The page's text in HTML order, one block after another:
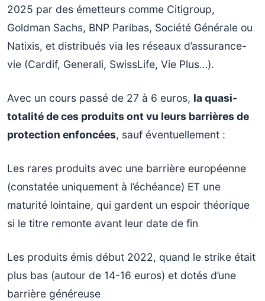
2025 par des émetteurs comme Citigroup,
Goldman Sachs, BNP Paribas, Société Générale ou
Natixis, et distribués via les réseaux d’assurance-
vie (Cardif, Generali, SwissLife, Vie Plus…).
Avec un cours passé de 27 à 6 euros, la quasi-
totalité de ces produits ont vu leurs barrières de
protection enfoncées, sauf éventuellement :
Les rares produits avec une barrière européenne
(constatée uniquement à l’échéance) ET une
maturité lointaine, qui gardent un espoir théorique
si le titre remonte avant leur date de fin
Les produits émis début 2022, quand le strike était
plus bas (autour de 14-16 euros) et dotés d’une
barrière généreuse